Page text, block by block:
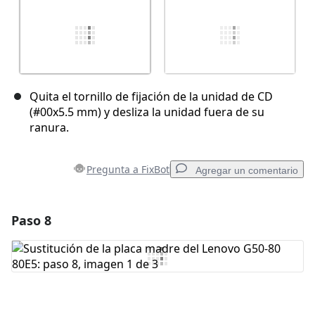
Quita el tornillo de fijación de la unidad de CD
(#00x5.5 mm) y desliza la unidad fuera de su
ranura.
Pregunta a FixBot Agregar un comentario
Agregar Comentario
Paso 8